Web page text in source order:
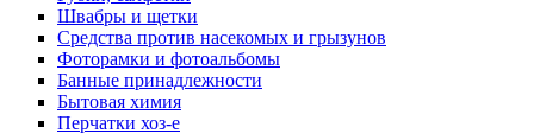
Швабры и щетки
Средства против насекомых и грызунов
Фоторамки и фотоальбомы
Банные принадлежности
Бытовая химия
Перчатки хоз-е